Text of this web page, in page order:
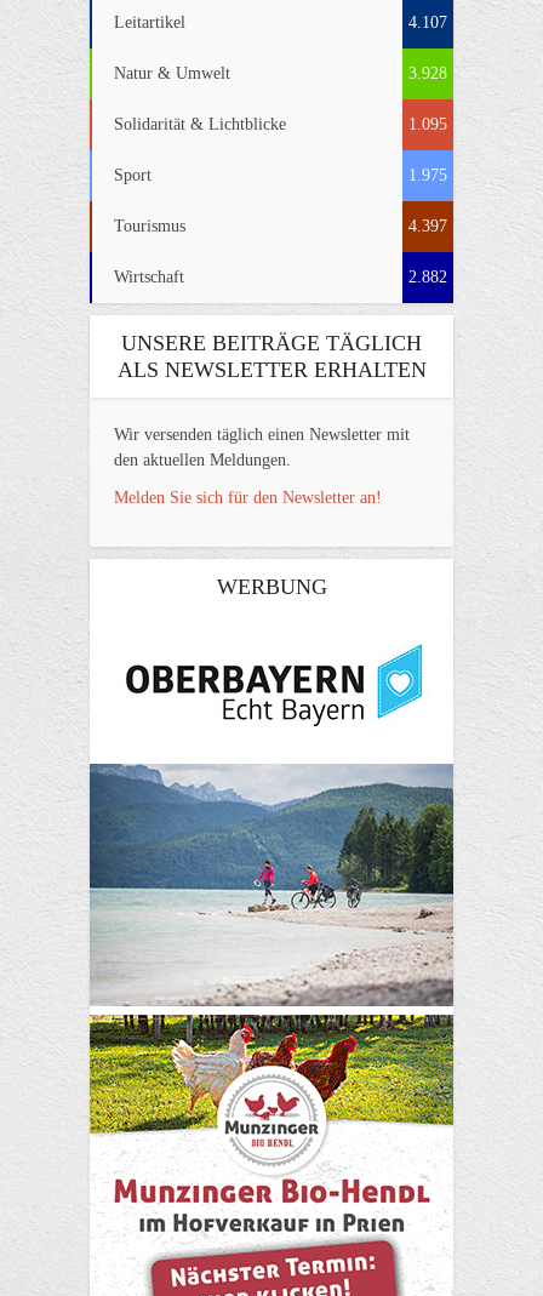
Leitartikel 4.107
Natur & Umwelt 3.928
Solidarität & Lichtblicke 1.095
Sport 1.975
Tourismus 4.397
Wirtschaft 2.882
UNSERE BEITRÄGE TÄGLICH
ALS NEWSLETTER ERHALTEN
Wir versenden täglich einen Newsletter mit
den aktuellen Meldungen.
Melden Sie sich für den Newsletter an!
WERBUNG